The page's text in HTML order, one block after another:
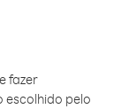
fazer
pelo